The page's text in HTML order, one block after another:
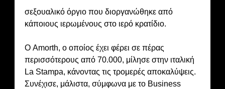
σεξουαλικό όργιο που διοργανώθηκε από
κάποιους ιερωμένους στο ιερό κρατίδιο.
Ο Amorth, ο οποίος έχει φέρει σε πέρας
περισσότερους από 70.000, μίλησε στην ιταλική
La Stampa, κάνοντας τις τρομερές αποκαλύψεις.
Συνέχισε, μάλιστα, σύμφωνα με το Business